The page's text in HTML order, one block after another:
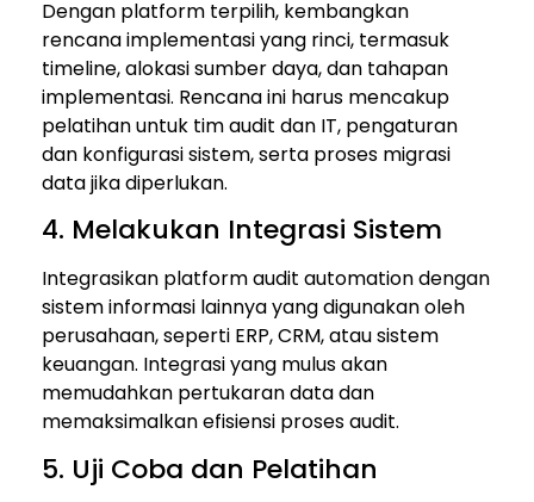
Dengan platform terpilih, kembangkan
rencana implementasi yang rinci, termasuk
timeline, alokasi sumber daya, dan tahapan
implementasi. Rencana ini harus mencakup
pelatihan untuk tim audit dan IT, pengaturan
dan konfigurasi sistem, serta proses migrasi
data jika diperlukan.
4. Melakukan Integrasi Sistem
Integrasikan platform audit automation dengan
sistem informasi lainnya yang digunakan oleh
perusahaan, seperti ERP, CRM, atau sistem
keuangan. Integrasi yang mulus akan
memudahkan pertukaran data dan
memaksimalkan efisiensi proses audit.
5. Uji Coba dan Pelatihan